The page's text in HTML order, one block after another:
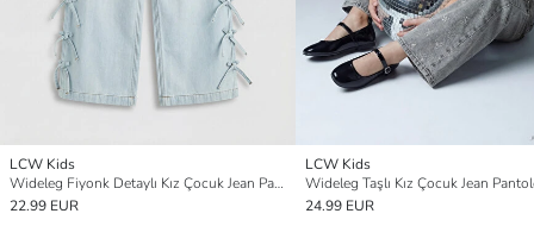
LCW Kids
Wideleg Fiyonk Detaylı Kız Çocuk Jean Pantolon
22.99 EUR
LCW Kids
Wideleg Taşlı Kız Çocuk Jean
24.99 EUR